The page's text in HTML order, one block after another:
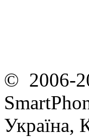
© 2006-
Україна,